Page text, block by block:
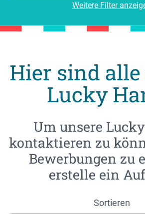
Weitere Filter
Hier sind
Lucky
Um unsere
kontaktieren zu
Bewerbungen zu
erstelle ein
Sortieren